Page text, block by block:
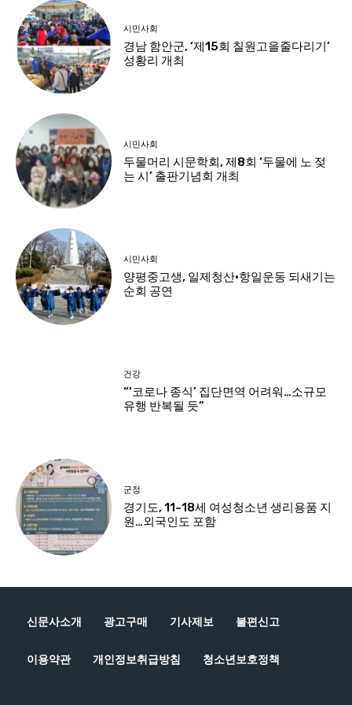
신문사소개 광고구매 기사제보 불편신고
이용약관 개인정보취급방침 청소년보호정책